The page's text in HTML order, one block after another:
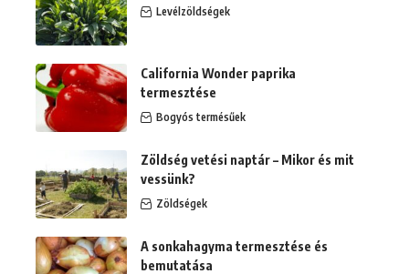
Levélzöldségek
California Wonder paprika
termesztése
Bogyós termésűek
Zöldség vetési naptár – Mikor és mit
vessünk?
Zöldségek
A sonkahagyma termesztése és
bemutatása